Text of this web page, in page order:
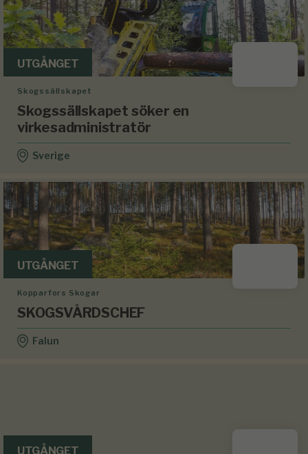
UTGÅNGET
Skogssällskapet
Skogssällskapet söker en
virkesadministratör
Sverige
UTGÅNGET
Kopparfors Skogar
SKOGSVÅRDSCHEF
Falun
UTGÅNGET